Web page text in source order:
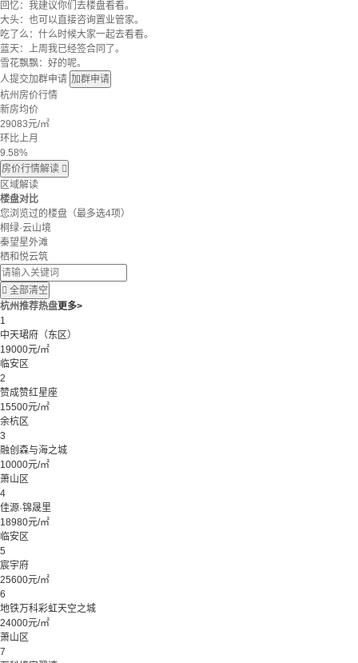
回忆：我建议你们去楼盘看看。
大头：也可以直接咨询置业管家。
吃了么：什么时候大家一起去看看。
蓝天：上周我已经签合同了。
雪花飘飘：好的呢。
人提交加群申请 加群申请
杭州房价行情
新房均价
29083元/㎡
环比上月
9.58%
房价行情解读 
区域解读
楼盘对比
您浏览过的楼盘 （最多选4项）
桐绿·云山境
秦望星外滩
栖和悦云筑
 全部清空
杭州推荐热盘更多>
1
中天珺府（东区）
19000元/㎡
临安区
2
赞成赞红星座
15500元/㎡
余杭区
3
融创森与海之城
10000元/㎡
萧山区
4
佳源·锦晟里
18980元/㎡
临安区
5
宸宇府
25600元/㎡
6
地铁万科彩虹天空之城
24000元/㎡
萧山区
7